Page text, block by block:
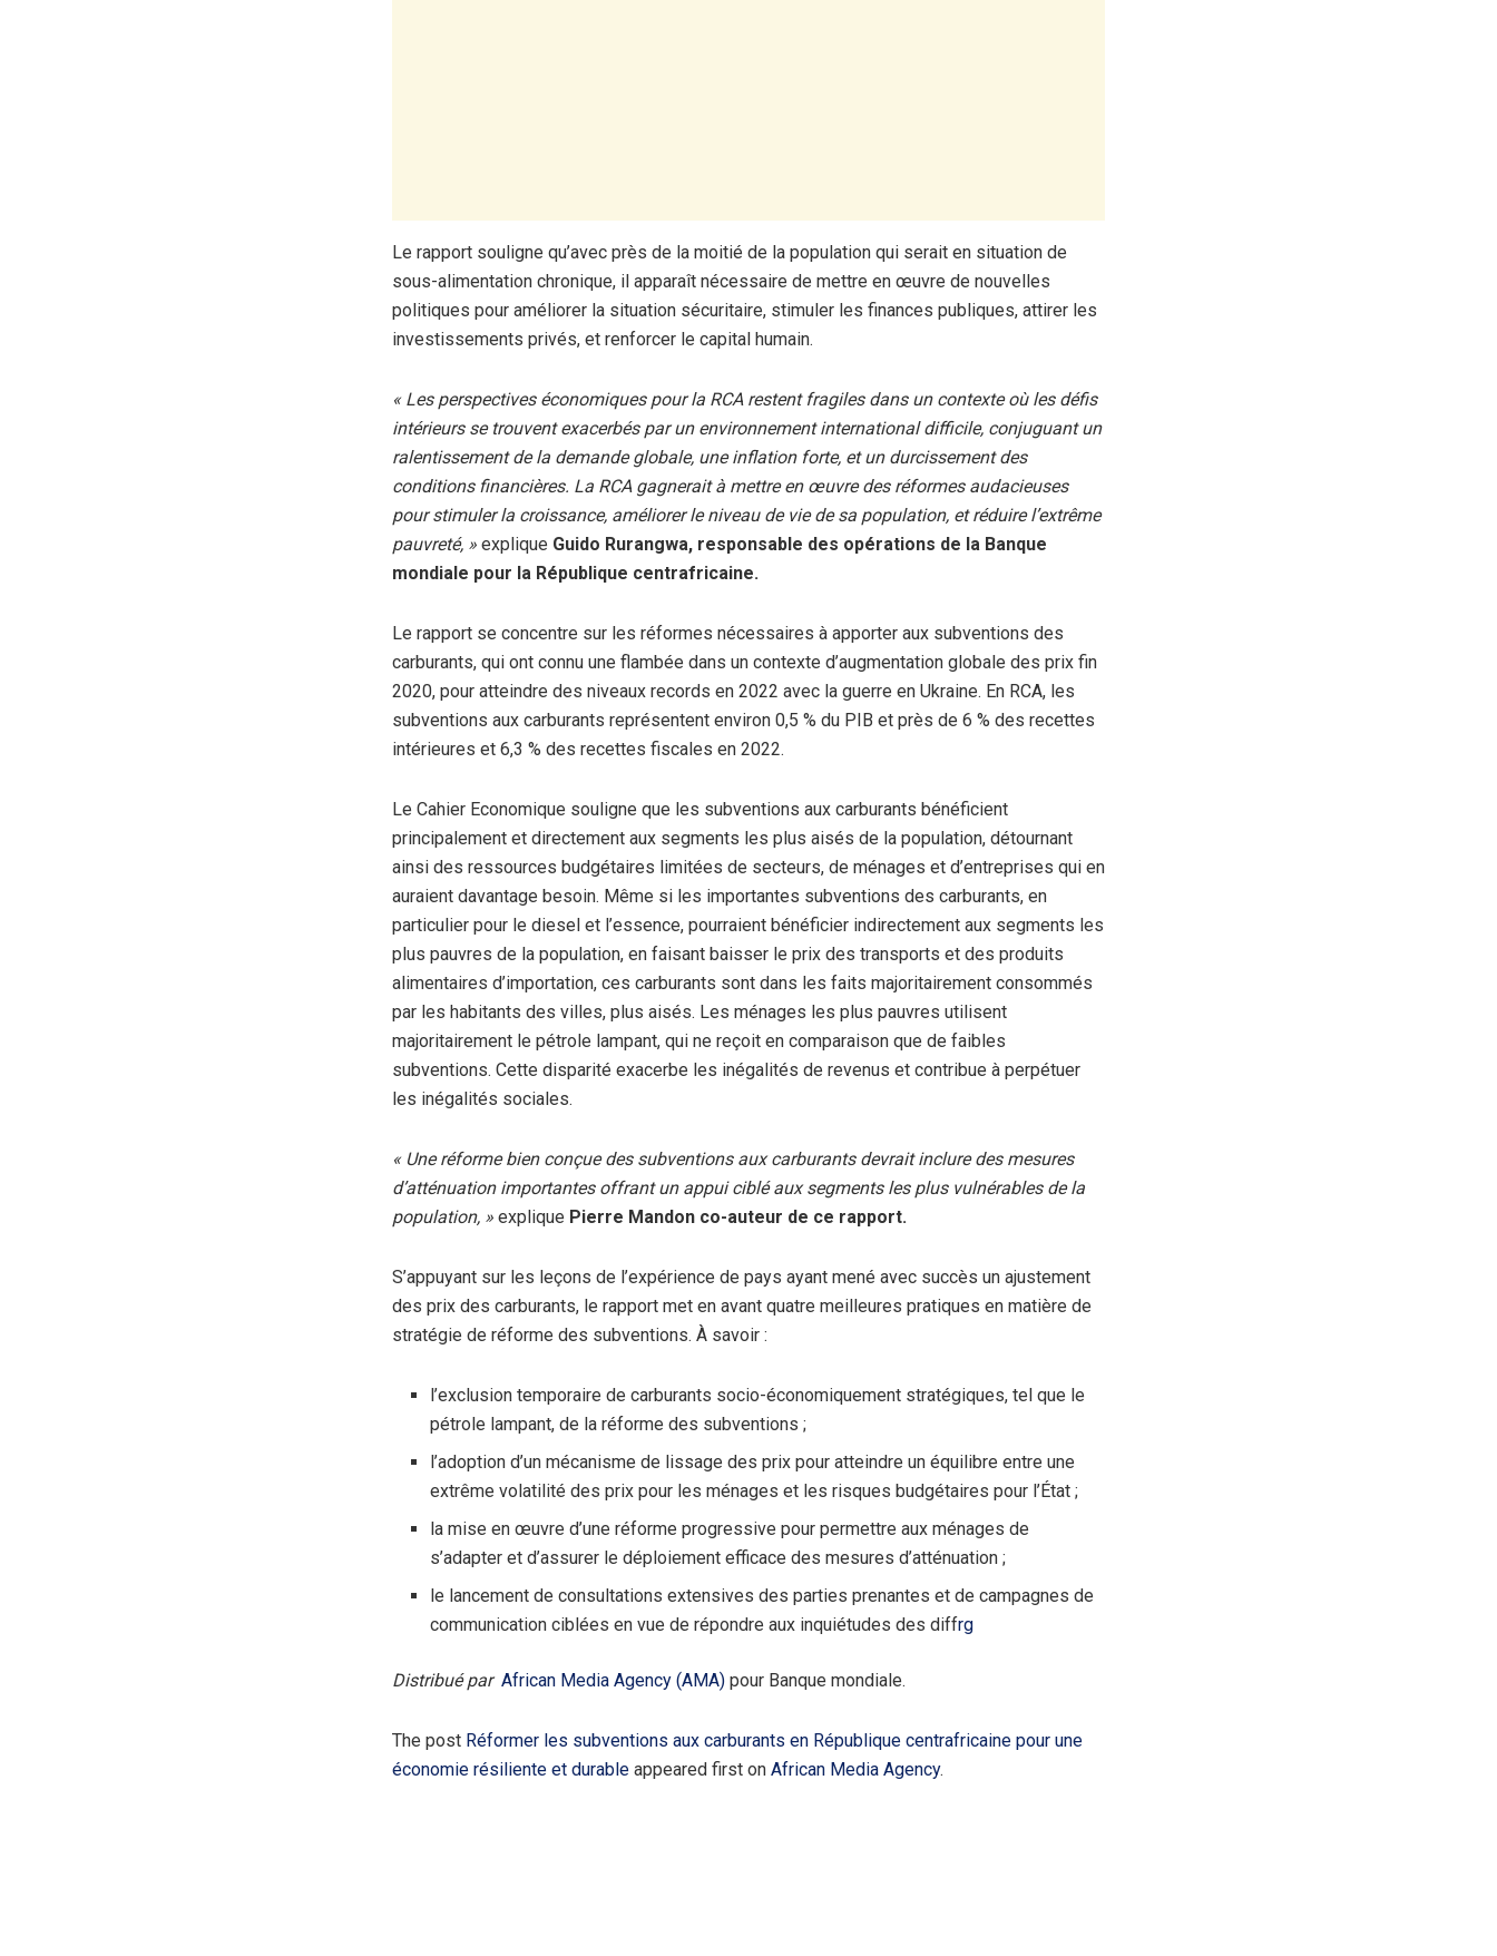
Le rapport souligne qu’avec près de la moitié de la population qui serait en situation de
sous-alimentation chronique, il apparaît nécessaire de mettre en œuvre de nouvelles
politiques pour améliorer la situation sécuritaire, stimuler les finances publiques, attirer les
investissements privés, et renforcer le capital humain.
« Les perspectives économiques pour la RCA restent fragiles dans un contexte où les défis
intérieurs se trouvent exacerbés par un environnement international difficile, conjuguant un
ralentissement de la demande globale, une inflation forte, et un durcissement des
conditions financières. La RCA gagnerait à mettre en œuvre des réformes audacieuses
pour stimuler la croissance, améliorer le niveau de vie de sa population, et réduire l’extrême
pauvreté, » explique Guido Rurangwa, responsable des opérations de la Banque
mondiale pour la République centrafricaine.
Le rapport se concentre sur les réformes nécessaires à apporter aux subventions des
carburants, qui ont connu une flambée dans un contexte d’augmentation globale des prix fin
2020, pour atteindre des niveaux records en 2022 avec la guerre en Ukraine. En RCA, les
subventions aux carburants représentent environ 0,5 % du PIB et près de 6 % des recettes
intérieures et 6,3 % des recettes fiscales en 2022.
Le Cahier Economique souligne que les subventions aux carburants bénéficient
principalement et directement aux segments les plus aisés de la population, détournant
ainsi des ressources budgétaires limitées de secteurs, de ménages et d’entreprises qui en
auraient davantage besoin. Même si les importantes subventions des carburants, en
particulier pour le diesel et l’essence, pourraient bénéficier indirectement aux segments les
plus pauvres de la population, en faisant baisser le prix des transports et des produits
alimentaires d’importation, ces carburants sont dans les faits majoritairement consommés
par les habitants des villes, plus aisés. Les ménages les plus pauvres utilisent
majoritairement le pétrole lampant, qui ne reçoit en comparaison que de faibles
subventions. Cette disparité exacerbe les inégalités de revenus et contribue à perpétuer
les inégalités sociales.
« Une réforme bien conçue des subventions aux carburants devrait inclure des mesures
d’atténuation importantes offrant un appui ciblé aux segments les plus vulnérables de la
population, » explique Pierre Mandon co-auteur de ce rapport.
S’appuyant sur les leçons de l’expérience de pays ayant mené avec succès un ajustement
des prix des carburants, le rapport met en avant quatre meilleures pratiques en matière de
stratégie de réforme des subventions. À savoir :
l’exclusion temporaire de carburants socio-économiquement stratégiques, tel que le
pétrole lampant, de la réforme des subventions ;
l’adoption d’un mécanisme de lissage des prix pour atteindre un équilibre entre une
extrême volatilité des prix pour les ménages et les risques budgétaires pour l’État ;
la mise en œuvre d’une réforme progressive pour permettre aux ménages de
s’adapter et d’assurer le déploiement efficace des mesures d’atténuation ;
le lancement de consultations extensives des parties prenantes et de campagnes de
communication ciblées en vue de répondre aux inquiétudes des diffrg
Distribué par African Media Agency (AMA) pour Banque mondiale.
The post Réformer les subventions aux carburants en République centrafricaine pour une
économie résiliente et durable appeared first on African Media Agency.